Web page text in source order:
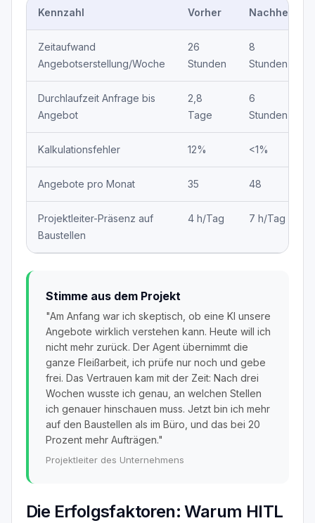
Kennzahl Vorher Nachher
Zeitaufwand
Angebotserstellung/Woche
26
Stunden
8
Stunden
Durchlaufzeit Anfrage bis
Angebot
2,8
Tage
6
Stunden
Kalkulationsfehler 12% <1%
Angebote pro Monat 35 48
Projektleiter-Präsenz auf
Baustellen
4 h/Tag 7 h/Tag
Stimme aus dem Projekt
"Am Anfang war ich skeptisch, ob eine KI unsere
Angebote wirklich verstehen kann. Heute will ich
nicht mehr zurück. Der Agent übernimmt die
ganze Fleißarbeit, ich prüfe nur noch und gebe
frei. Das Vertrauen kam mit der Zeit: Nach drei
Wochen wusste ich genau, an welchen Stellen
ich genauer hinschauen muss. Jetzt bin ich mehr
auf den Baustellen als im Büro, und das bei 20
Prozent mehr Aufträgen."
Projektleiter des Unternehmens
Die Erfolgsfaktoren: Warum HITL